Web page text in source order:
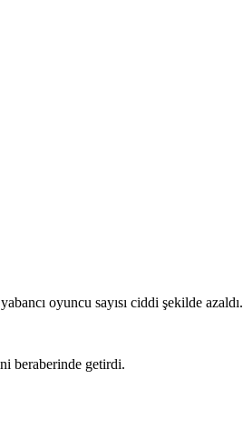
oyuncu sayısı ciddi şekilde azaldı.
beraberinde getirdi.